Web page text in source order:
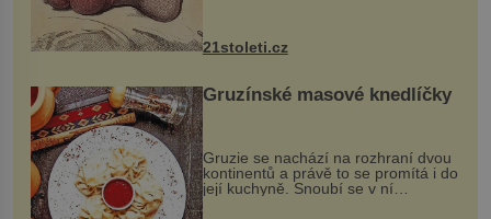
nohou, a způsobuje bole...
21stoleti.cz
Gruzínské masové knedlíčky
Gruzie se nachází na rozhraní dvou
kontinentů a právě to se promítá i do
její kuchyně. Snoubí se v ní
evropské a asijské chutě a díky tomu